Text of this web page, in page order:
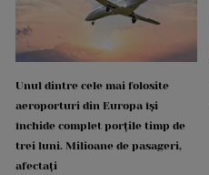
Unul dintre cele mai folosite
aeroporturi din Europa își
închide complet porțile timp de
trei luni. Milioane de pasageri,
afectați